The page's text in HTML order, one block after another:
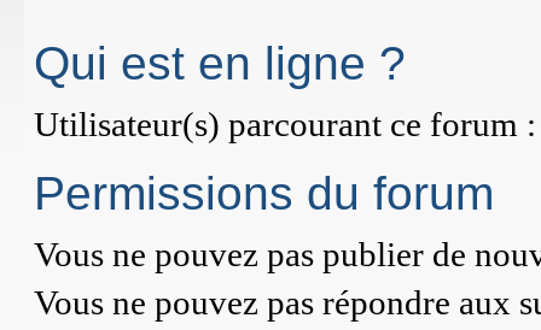
Qui est en ligne ?
Utilisateur(s) parcourant ce forum
Permissions du forum
Vous ne pouvez pas publier de
Vous ne pouvez pas répondre aux